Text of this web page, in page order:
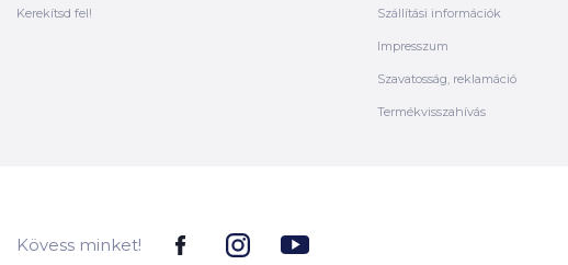
Kerekítsd fel! Szállítási információk
Impresszum
Szavatosság, reklamáció
Termékvisszahívás
Kövess minket!